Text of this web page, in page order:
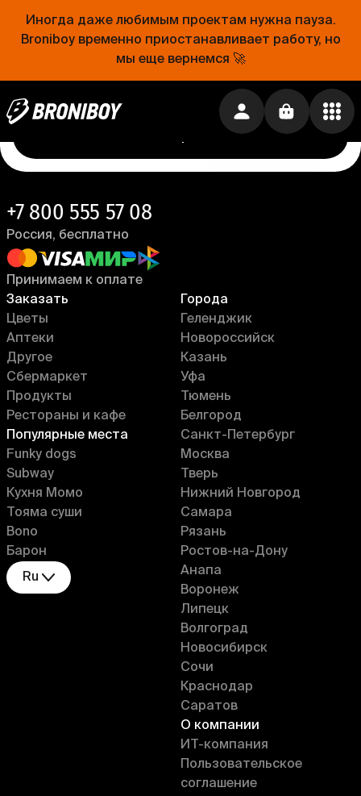
Иногда даже любимым проектам нужна пауза.
Broniboy временно приостанавливает работу, но
мы еще вернемся 🚀
Проще, чем открыть холодильник
Еда уже близко. Устанавливай приложение
Установить приложение →
Заказать
Цветы
Аптеки
Другое
Сбермаркет
Продукты
Рестораны и кафе
Популярные места
Funky dogs
Subway
Кухня Момо
Тояма суши
Bono
Барон
Ru
Города
Геленджик
Новороссийск
Казань
Уфа
Тюмень
Белгород
Санкт-Петербург
Москва
Тверь
Нижний Новгород
Самара
Рязань
Ростов-на-Дону
Анапа
Воронеж
Липецк
Волгоград
Новосибирск
Сочи
Краснодар
Саратов
О компании
ИT-компания
Пользовательское
соглашение
+7 800 555 57 08
Россия, бесплатно
Принимаем к оплате